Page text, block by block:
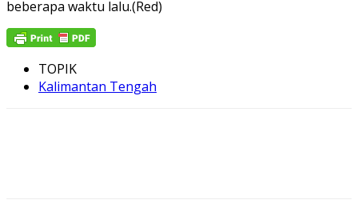
beberapa waktu lalu.(Red)
TOPIK
Kalimantan Tengah